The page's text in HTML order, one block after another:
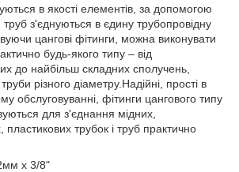
в якості елементів, за допомогою
труб з'єднуються в єдину трубопровідну
цангові фітинги, можна виконувати
будь-якого типу – від
до найбільш складних сполучень,
різного діаметру.Надійні, прості в
обслуговуванні, фітинги цангового типу
для з'єднання мідних,
трубок і труб практично
х 3/8"